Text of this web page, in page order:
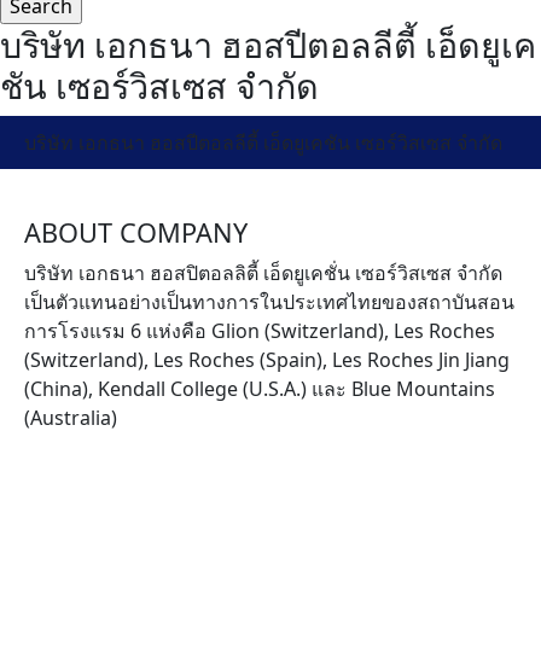
บริษัท เอกธนา ฮอสปีตอลลีตี้ เอ็ดยูเค
ชัน เซอร์วิสเซส จำกัด
บริษัท เอกธนา ฮอสปีตอลลีตี้ เอ็ดยูเคชัน เซอร์วิสเซส จำกัด
ABOUT COMPANY
บริษัท เอกธนา ฮอสปิตอลลิตี้ เอ็ดยูเคชั่น เซอร์วิสเซส จำกัด
เป็นตัวแทนอย่างเป็นทางการในประเทศไทยของสถาบันสอน
การโรงแรม 6 แห่งคือ Glion (Switzerland), Les Roches
(Switzerland), Les Roches (Spain), Les Roches Jin Jiang
(China), Kendall College (U.S.A.) และ Blue Mountains
(Australia)